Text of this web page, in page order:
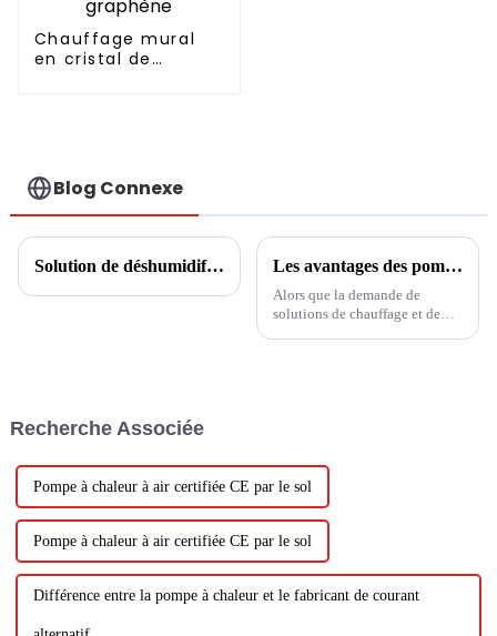
Chauffage mural
en cristal de
Blog Connexe
Solution de déshumidification à température constante pour piscine Les avantages des pompes à chaleur : des solutions de chauffage et de refroidissement efficaces
Alors que la demande de
solutions de chauffage et de
Ces innovations...
Recherche Associée
Pompe à chaleur à air certifiée CE par le sol
Pompe à chaleur à air certifiée CE par le sol
Différence entre la pompe à chaleur et le fabricant de courant